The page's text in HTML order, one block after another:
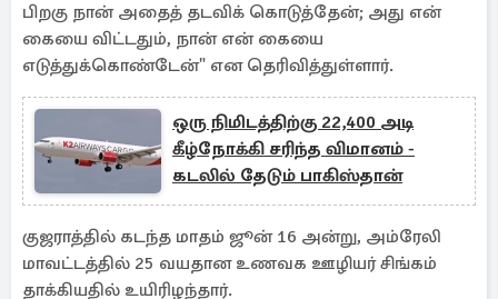
பிறகு நான் அதைத் தடவிக் கொடுத்தேன்; அது என்
கையை விட்டதும், நான் என் கையை
எடுத்துக்கொண்டேன்" என தெரிவித்துள்ளார்.
ஒரு நிமிடத்திற்கு 22,400 அடி
கீழ்நோக்கி சரிந்த விமானம் -
கடலில் தேடும் பாகிஸ்தான்
குஜராத்தில் கடந்த மாதம் ஜூன் 16 அன்று, அம்ரேலி
மாவட்டத்தில் 25 வயதான உணவக ஊழியர் சிங்கம்
தாக்கியதில் உயிரிழந்தார்.